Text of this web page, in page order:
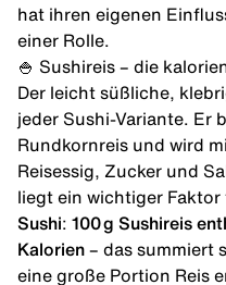
hat ihren eigenen
einer Rolle.
🍚 Sushireis – die
Der leicht süßliche,
jeder Sushi-Variante. Er
Rundkornreis und wird
Reisessig, Zucker und
liegt ein wichtiger Faktor
Sushi: 100 g Sushireis
Kalorien – das summiert
eine große Portion Reis